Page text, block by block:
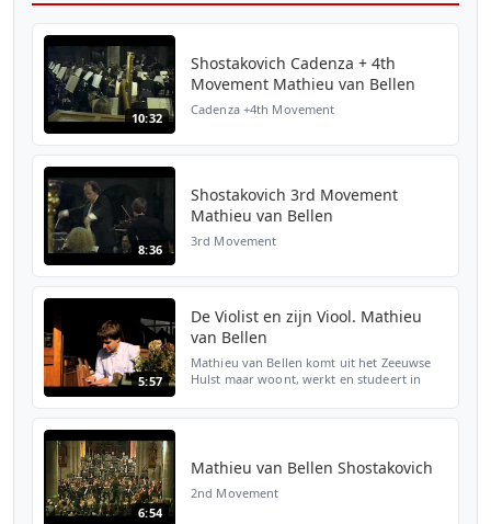
10:32
Shostakovich Cadenza + 4th
Movement Mathieu van Bellen
Cadenza +4th Movement
8:36
Shostakovich 3rd Movement
Mathieu van Bellen
3rd Movement
5:57
De Violist en zijn Viool. Mathieu
van Bellen
Mathieu van Bellen komt uit het Zeeuwse
Hulst maar woont, werkt en studeert in
6:54
Mathieu van Bellen Shostakovich
2nd Movement